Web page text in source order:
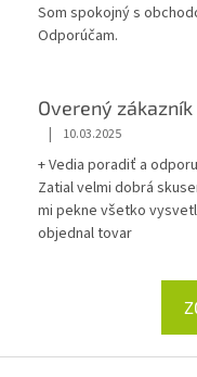
Som spokojný s
Odporúčam.
Overený
| 10.03.2025
+ Vedia poradiť a
Zatial velmi dobrá
mi pekne všetko
objednal tovar